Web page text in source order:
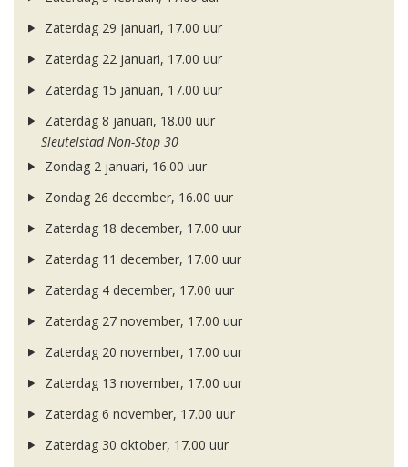
Zaterdag 29 januari, 17.00 uur
Zaterdag 22 januari, 17.00 uur
Zaterdag 15 januari, 17.00 uur
Zaterdag 8 januari, 18.00 uur
Sleutelstad Non-Stop 30
Zondag 2 januari, 16.00 uur
Zondag 26 december, 16.00 uur
Zaterdag 18 december, 17.00 uur
Zaterdag 11 december, 17.00 uur
Zaterdag 4 december, 17.00 uur
Zaterdag 27 november, 17.00 uur
Zaterdag 20 november, 17.00 uur
Zaterdag 13 november, 17.00 uur
Zaterdag 6 november, 17.00 uur
Zaterdag 30 oktober, 17.00 uur